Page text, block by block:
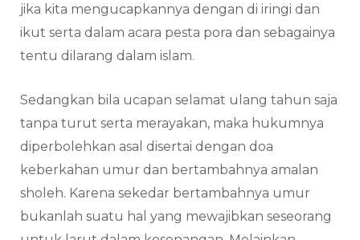
jika kita mengucapkannya dengan di iringi dan
ikut serta dalam acara pesta pora dan sebagainya
tentu dilarang dalam islam.
Sedangkan bila ucapan selamat ulang tahun saja
tanpa turut serta merayakan, maka hukumnya
diperbolehkan asal disertai dengan doa
keberkahan umur dan bertambahnya amalan
sholeh. Karena sekedar bertambahnya umur
bukanlah suatu hal yang mewajibkan seseorang